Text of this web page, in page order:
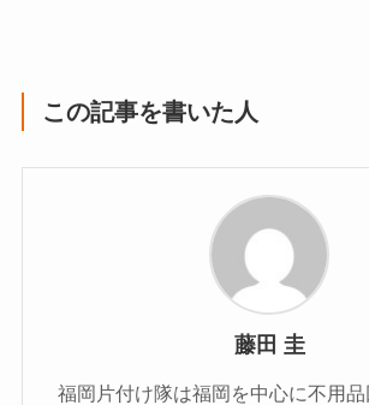
この記事を書いた人
藤田 圭
福岡片付け隊は福岡を中心に不用